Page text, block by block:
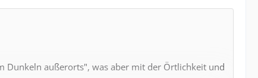
Dunkeln außerorts", was aber mit der Örtlichkeit und